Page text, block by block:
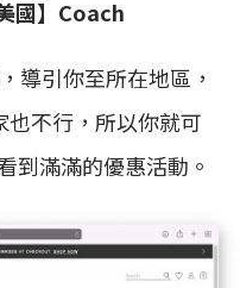
國】Coach
導引你至所在地區，
不行，所以你就可
到滿滿的優惠活動。